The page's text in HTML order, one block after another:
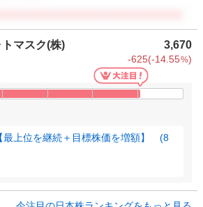
マスク(株) 3,670
-625(-14.55%)
最上位を継続＋目標株価を増額】 (8